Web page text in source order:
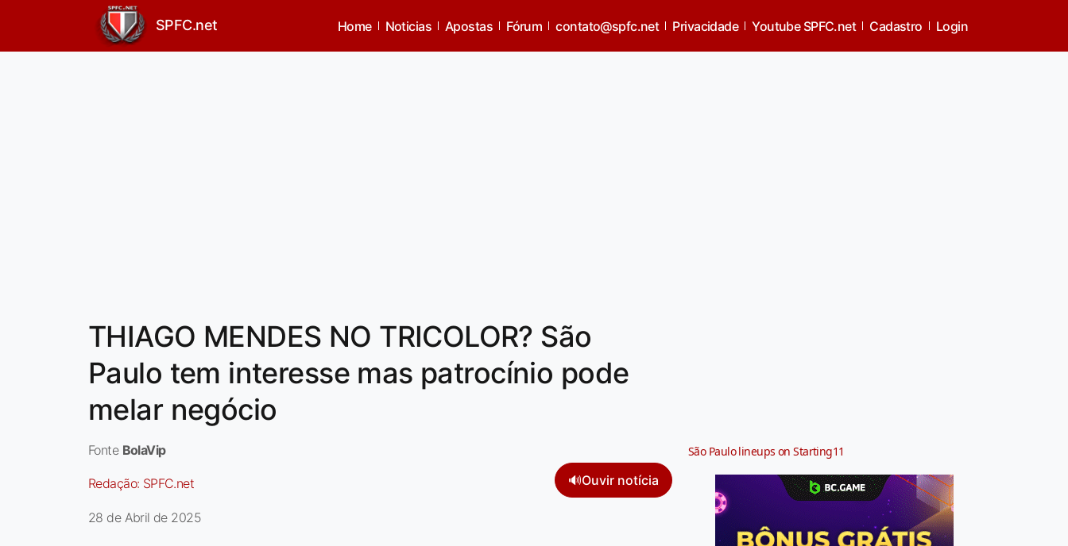
SPFC.net Home Noticias Apostas Fórum contato@spfc.net Privacidade Youtube SPFC.net Cadastro Login
THIAGO MENDES NO TRICOLOR? São
Paulo tem interesse mas patrocínio pode
melar negócio
Fonte BolaVip
Redação: SPFC.net 🔊Ouvir notícia
28 de Abril de 2025
São Paulo lineups on Starting11